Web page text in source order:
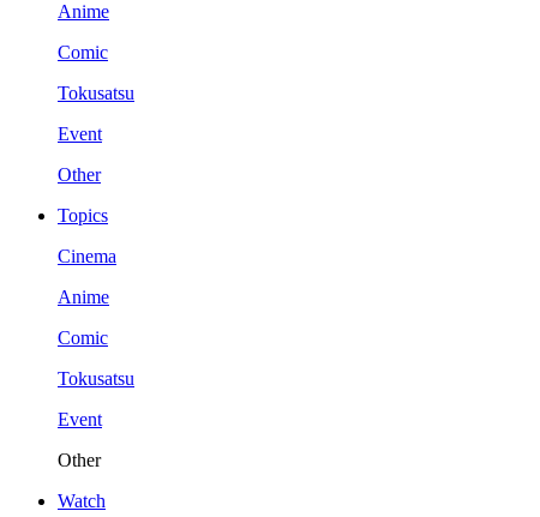
Anime
Comic
Tokusatsu
Event
Other
Topics
Cinema
Anime
Comic
Tokusatsu
Event
Other
Watch